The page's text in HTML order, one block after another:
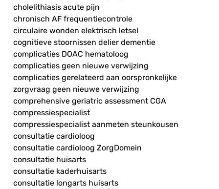
cholelithiasis acute pijn
chronisch AF frequentiecontrole
circulaire wonden elektrisch letsel
cognitieve stoornissen delier dementie
complicaties DOAC hematoloog
complicaties geen nieuwe verwijzing
complicaties gerelateerd aan oorspronkelijke
zorgvraag geen nieuwe verwijzing
comprehensive geriatric assessment CGA
compressiespecialist
compressiespecialist aanmeten steunkousen
consultatie cardioloog
consultatie cardioloog ZorgDomein
consultatie huisarts
consultatie kaderhuisarts
consultatie longarts huisarts